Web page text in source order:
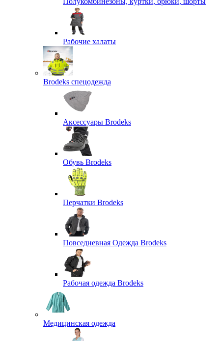
Рабочие халаты
Brodeks спецодежда
Аксессуары Brodeks
Обувь Brodeks
Перчатки Brodeks
Повседневная Одежда Brodeks
Рабочая одежда Brodeks
Медицинская одежда